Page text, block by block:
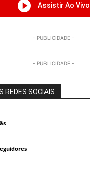
Assistir Ao Vivo
- PUBLICIDADE -
- PUBLICIDADE -
REDES SOCIAIS